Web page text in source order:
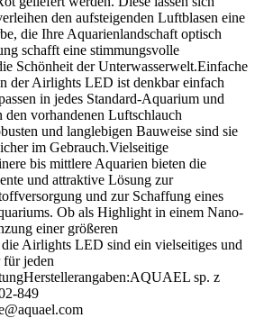
den aufsteigenden Luftblasen eine
die Ihre Aquarienlandschaft optisch
schafft eine stimmungsvolle
Schönheit der Unterwasserwelt.Einfache
der Airlights LED ist denkbar einfach
in jedes Standard-Aquarium und
den vorhandenen Luftschlauch
und langlebigen Bauweise sind sie
im Gebrauch.Vielseitige
bis mittlere Aquarien bieten die
und attraktive Lösung zur
und zur Schaffung eines
Ob als Highlight in einem Nano-
einer größeren
Airlights LED sind ein vielseitiges und
für jeden
sp. z
849